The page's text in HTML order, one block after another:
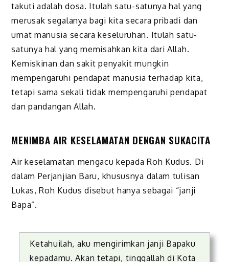
takuti adalah dosa. Itulah satu-satunya hal yang
merusak segalanya bagi kita secara pribadi dan
umat manusia secara keseluruhan. Itulah satu-
satunya hal yang memisahkan kita dari Allah.
Kemiskinan dan sakit penyakit mungkin
mempengaruhi pendapat manusia terhadap kita,
tetapi sama sekali tidak mempengaruhi pendapat
dan pandangan Allah.
MENIMBA AIR KESELAMATAN DENGAN SUKACITA
Air keselamatan mengacu kepada Roh Kudus. Di
dalam Perjanjian Baru, khususnya dalam tulisan
Lukas, Roh Kudus disebut hanya sebagai “janji
Bapa”.
Ketahuilah, aku mengirimkan janji Bapaku
kepadamu. Akan tetapi, tinggallah di Kota